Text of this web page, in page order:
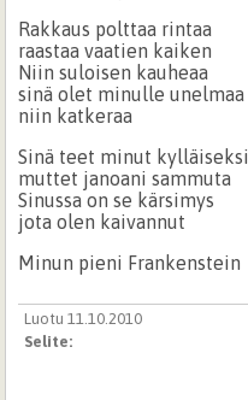
Rakkaus polttaa rintaa
raastaa vaatien kaiken
Niin suloisen kauheaa
sinä olet minulle unelmaa
niin katkeraa
Sinä teet minut kylläiseksi
muttet janoani sammuta
Sinussa on se kärsimys
jota olen kaivannut
Minun pieni Frankenstein
Luotu 11.10.2010
Selite: